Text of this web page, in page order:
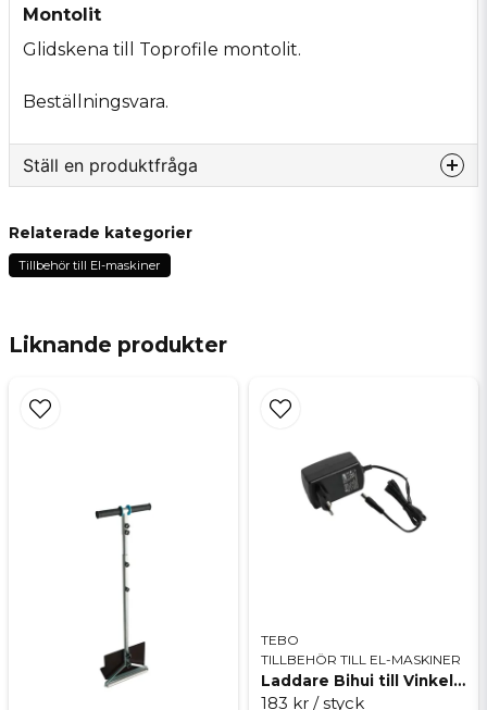
Liknande produkter
TEBO
TILLBEHÖR TILL EL-MASKINER
Laddare Bihui till Vinkelslip AGMN76
183 kr / styck
Montolit
Glidskena till Toprofile montolit.
Beställningsvara.
Ställ en produktfråga
Fråga oss något om denna produkten...
Namn
email
Mejladress
Ja, ni får publicera min fråga
Relaterade kategorier
Tillbehör till El-maskiner